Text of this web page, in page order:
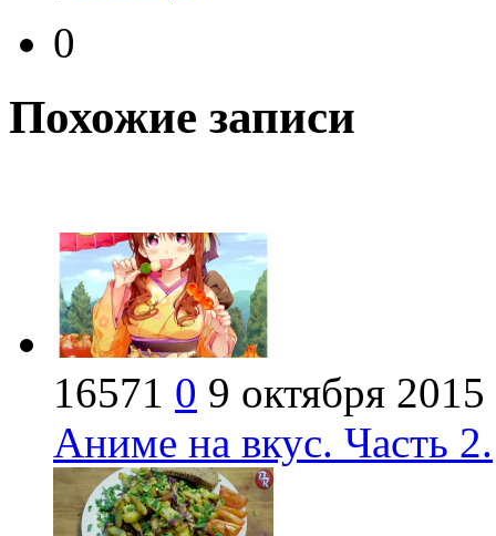
0
Похожие записи
16571 0 9 октября 2015
Аниме на вкус. Часть 2.